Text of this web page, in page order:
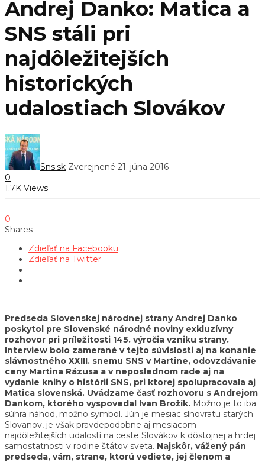
Andrej Danko: Matica a
SNS stáli pri
najdôležitejších
historických
udalostiach Slovákov
Sns.sk Zverejnené 21. júna 2016
0
1.7K Views
0
Shares
Zdieľať na Facebooku
Zdieľať na Twitter
Predseda Slovenskej národnej strany Andrej Danko
poskytol pre Slovenské národné noviny exkluzívny
rozhovor pri príležitosti 145. výročia vzniku strany.
Interview bolo zamerané v tejto súvislosti aj na konanie
slávnostného XXIII. snemu SNS v Martine, odovzdávanie
ceny Martina Rázusa a v neposlednom rade aj na
vydanie knihy o histórii SNS, pri ktorej spolupracovala aj
Matica slovenská. Uvádzame časť rozhovoru s Andrejom
Dankom, ktorého vyspovedal Ivan Brožík. Možno je to iba
súhra náhod, možno symbol. Jún je mesiac slnovratu starých
Slovanov, je však pravdepodobne aj mesiacom
najdôležitejších udalostí na ceste Slovákov k dôstojnej a hrdej
samostatnosti v rodine štátov sveta. Najskôr, vážený pán
predseda, vám, strane, ktorú vediete, jej členom a